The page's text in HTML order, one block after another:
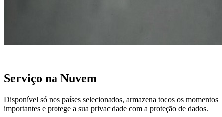
Serviço na Nuvem
Disponível só nos países selecionados, armazena todos os momentos
importantes e protege a sua privacidade com a proteção de dados.